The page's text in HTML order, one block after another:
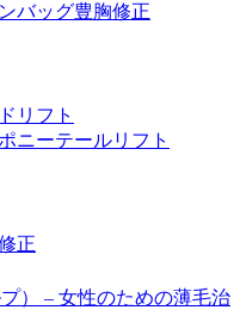
バッグ豊胸修正
リフト
ニーテールリフト
正
） – 女性のための薄毛治